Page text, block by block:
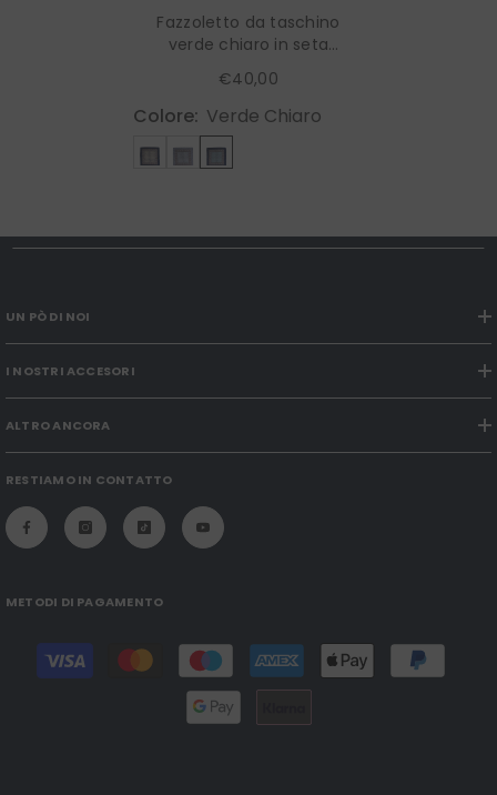
Fazzoletto da taschino
verde chiaro in seta
stampata RILEY
€40,00
Colore: Verde Chiaro
UN PÒ DI NOI
I NOSTRI ACCESORI
ALTRO ANCORA
RESTIAMO IN CONTATTO
METODI DI PAGAMENTO
Modalità
pagamento